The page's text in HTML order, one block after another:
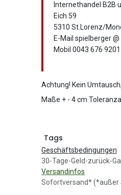
Internethandel B2B
Eich 59
5310 St.Lorenz/
E-Mail spielberger @
Mobil 0043 676
Achtung! Kein
Maße + - 4 cm
Tags
Geschäftsbedingungen
30-Tage-Geld-zurück-
Versandinfos
Sofortversand* (*außer